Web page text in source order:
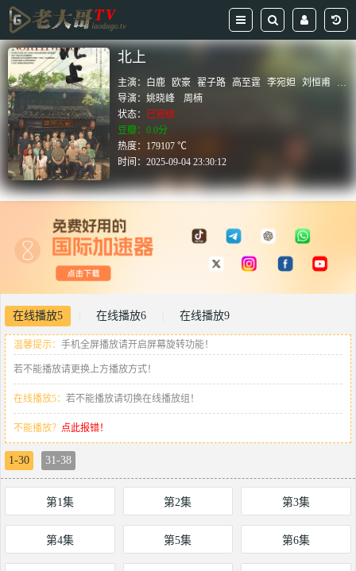
北上
主演： 白鹿 欧豪 翟子路 高至霆 李宛妲 刘恒甫
胡军
导演：姚晓峰
周楠
状态： 已完结
豆瓣：0.0分
热度：179107 ℃
时间：2025-09-04 23:30:12
在线播放5 在线播放6 在线播放9
温馨提示： 手机全屏播放请开启屏幕旋转功能！
若不能播放请更换上方播放方式！
在线播放5： 若不能播放请切换在线播放组！
不能播放？ 点此报错！
1-30 31-38
第1集 第2集 第3集
第4集 第5集 第6集